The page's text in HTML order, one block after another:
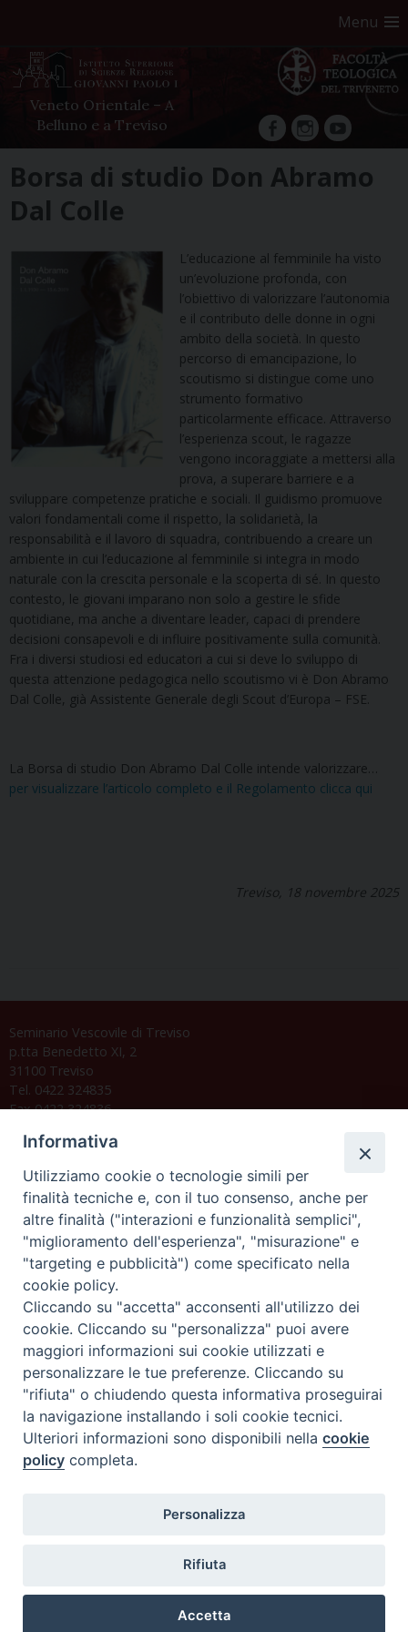
Menu
Veneto Orientale – A
Belluno e a Treviso
facebookInstagram
YouTube
content
Borsa di studio Don Abramo
Dal Colle
L’educazione al femminile ha visto
un’evoluzione profonda, con
l’obiettivo di valorizzare l’autonomia
e il contributo delle donne in ogni
ambito della società. In questo
percorso di emancipazione, lo
scoutismo si distingue come uno
strumento formativo
particolarmente efficace. Attraverso
l’esperienza scout, le ragazze
vengono incoraggiate a mettersi alla
prova, a superare barriere e a
sviluppare competenze pratiche e sociali. Il guidismo promuove
valori fondamentali come il rispetto, la solidarietà, la
responsabilità e il lavoro di squadra, contribuendo a creare un
ambiente in cui l’educazione al femminile si integra in modo
naturale con la crescita personale e la scoperta di sé. In questo
contesto, le giovani imparano non solo a gestire le sfide
quotidiane, ma anche a diventare leader, capaci di prendere
decisioni consapevoli e di influire positivamente sulla comunità.
Fra i diversi studiosi ed educatori a cui si deve lo sviluppo di
questa attenzione pedagogica nello scoutismo vi è Don Abramo
Dal Colle, già Assistente Generale degli Scout d’Europa – FSE.
La Borsa di studio Don Abramo Dal Colle intende valorizzare…
per visualizzare l’articolo completo e il Regolamento clicca qui
Treviso, 18 novembre 2025
Seminario Vescovile di Treviso
p.tta Benedetto XI, 2
31100 Treviso
Tel. 0422 324835
Fax 0422 324836
C.F. 94004060268
Orario di segreteria
Lunedì 17.30-19.30
Martedì 17.30-19.30
Mercoledì 17.30-19.30
Giovedì 17.30-19.30
Venerdì chiuso
Sabato 9.30-11.30
Privacy e sicurezza
Informativa
Utilizziamo cookie o tecnologie simili per
finalità tecniche e, con il tuo consenso, anche per
altre finalità ("interazioni e funzionalità semplici",
"miglioramento dell'esperienza", "misurazione" e
"targeting e pubblicità") come specificato nella
cookie policy.
Cliccando su "accetta" acconsenti all'utilizzo dei
cookie. Cliccando su "personalizza" puoi avere
maggiori informazioni sui cookie utilizzati e
personalizzare le tue preferenze. Cliccando su
"rifiuta" o chiudendo questa informativa proseguirai
la navigazione installando i soli cookie tecnici.
Ulteriori informazioni sono disponibili nellacookie
policy completa.
Personalizza
Rifiuta
Accetta